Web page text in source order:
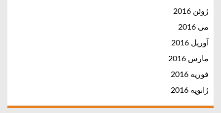
ژوئن 2016
می 2016
آوریل 2016
مارس 2016
فوریه 2016
ژانویه 2016